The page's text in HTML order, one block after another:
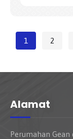
1 2
Alamat
Perumahan Gean